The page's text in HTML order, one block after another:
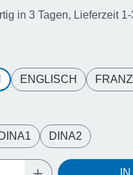
in 3 Tagen, Lieferzeit 1-
ENGLISCH
DINA1 DINA2
Gib den